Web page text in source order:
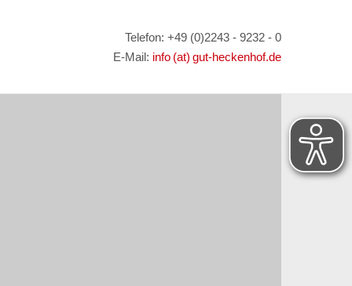
Telefon: +49 (0)2243 - 9232 - 0
E-Mail: info (at) gut-heckenhof.de